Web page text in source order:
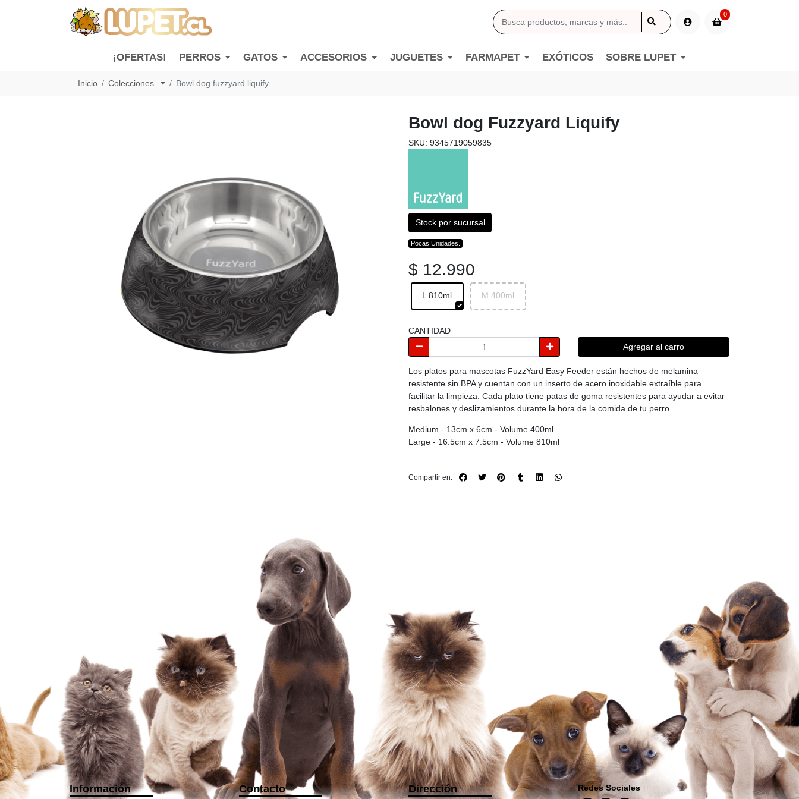
0
¡OFERTAS! PERROS GATOS ACCESORIOS JUGUETES FARMAPET EXÓTICOS SOBRE LUPET
Inicio Colecciones Bowl dog fuzzyard liquify
Bowl dog Fuzzyard Liquify
SKU: 9345719059835
Stock por sucursal
Pocas Unidades.
$ 12.990
L 810ml M 400ml
CANTIDAD
Agregar al carro
Los platos para mascotas FuzzYard Easy Feeder están hechos de melamina
resistente sin BPA y cuentan con un inserto de acero inoxidable extraíble para
facilitar la limpieza. Cada plato tiene patas de goma resistentes para ayudar a evitar
resbalones y deslizamientos durante la hora de la comida de tu perro.
Medium - 13cm x 6cm - Volume 400ml
Large - 16.5cm x 7.5cm - Volume 810ml
Compartir en:
Información Contacto Dirección Redes Sociales